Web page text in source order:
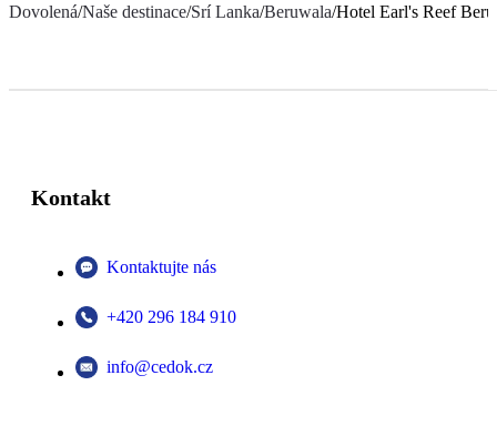
Dovolená/Naše destinace/Srí Lanka/Beruwala/Hotel Earl's Reef
Kontakt
Kontaktujte nás
+420 296 184 910
info@cedok.cz